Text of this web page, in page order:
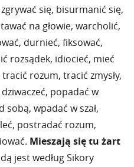
się, bisurmanić się,
na głowie, warcholić,
durnieć, fiksować,
rozsądek, idiocieć, mieć
rozum, tracić zmysły,
popadać w
wpadać w szał,
postradać rozum,
Mieszają się tu żart
jest według Sikory